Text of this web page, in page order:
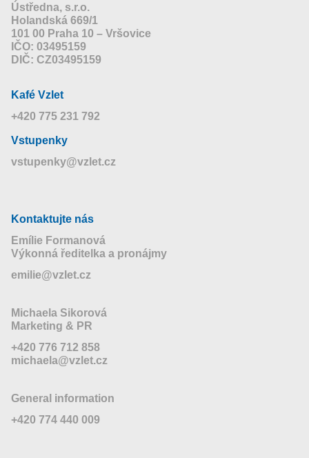
Ústředna, s.r.o.
Holandská 669/1
101 00 Praha 10 – Vršovice
IČO: 03495159
DIČ: CZ03495159
Kafé Vzlet
+420 775 231 792
Vstupenky
vstupenky@vzlet.cz
Kontaktujte nás
Emílie Formanová
Výkonná ředitelka a pronájmy
emilie@vzlet.cz
Michaela Sikorová
Marketing & PR
+420 776 712 858
michaela@vzlet.cz
General information
+420 774 440 009